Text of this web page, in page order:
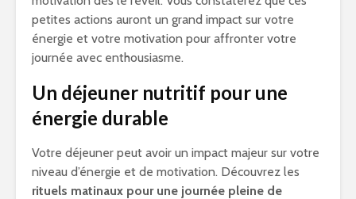
petites actions auront un grand impact sur votre
énergie et votre motivation pour affronter votre
journée avec enthousiasme.
Un déjeuner nutritif pour une
énergie durable
Votre déjeuner peut avoir un impact majeur sur votre
niveau d’énergie et de motivation. Découvrez les
rituels matinaux pour une journée pleine de